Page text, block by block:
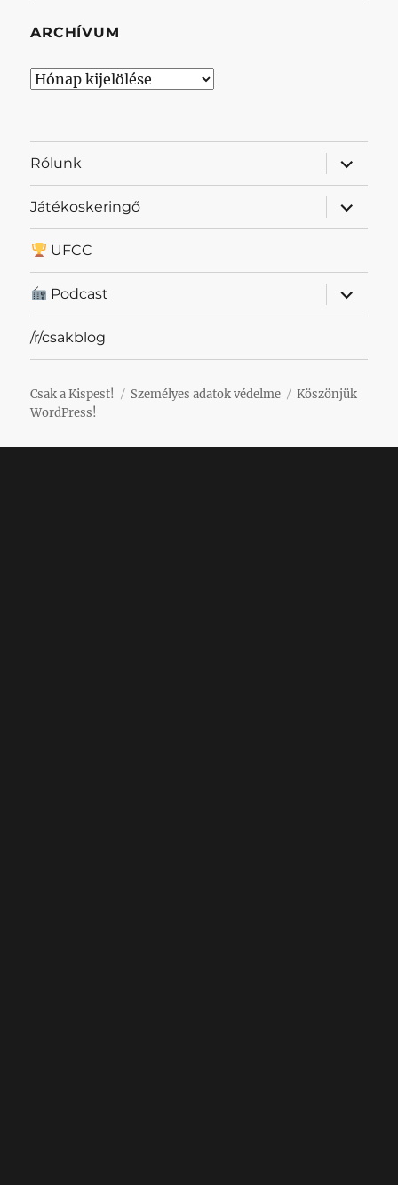
ARCHÍVUM
Archívum
Rólunk
almenü
Játékoskeringő
almenü
UFCC
Podcast
almenü
/r/csakblog
Csak a Kispest! Személyes adatok védelme
Köszönjük
WordPress!